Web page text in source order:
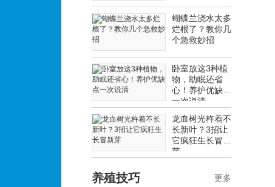
蝴蝶兰浇水太多
烂根了？教你几
个急救妙招
卧室放这3种植
物，助眠还省
心！养护优缺点
一次说清
龙血树光杵着不
长新叶？3招让
它疯狂生长冒新
芽
养殖技巧 更多